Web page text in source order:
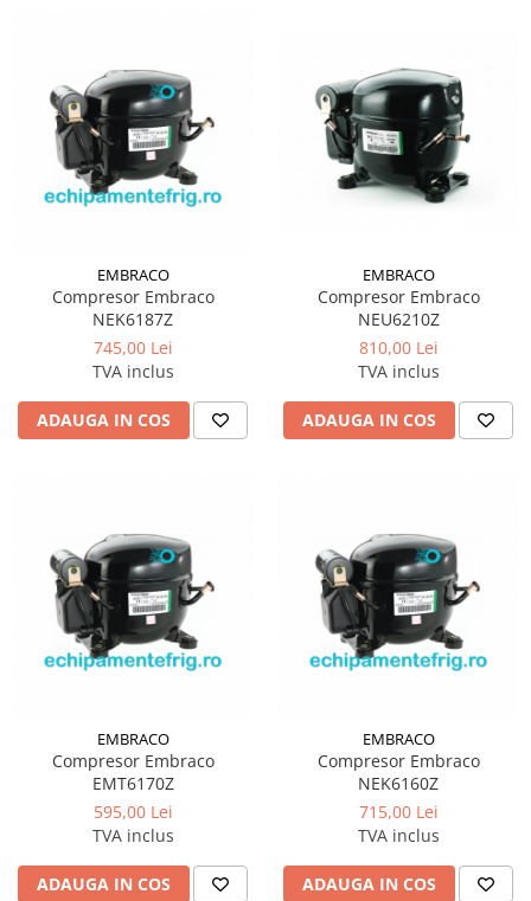
EMBRACO
Compresor Embraco
NEK6187Z
745,00 Lei
TVA inclus
ADAUGA IN COS
EMBRACO
Compresor Embraco
NEU6210Z
810,00 Lei
TVA inclus
ADAUGA IN COS
EMBRACO
Compresor Embraco
EMT6170Z
595,00 Lei
TVA inclus
ADAUGA IN COS
EMBRACO
Compresor Embraco
NEK6160Z
715,00 Lei
TVA inclus
ADAUGA IN COS